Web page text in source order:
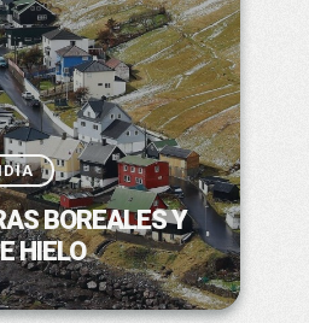
BOREALES Y
HIELO